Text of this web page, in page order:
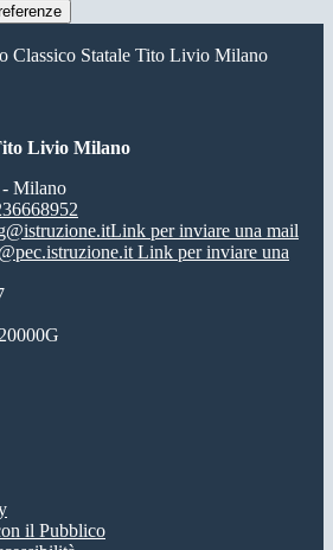
Classico Statale Tito Livio Milano
Livio Milano
Milano
Link per inviare una mail
Link per inviare una
il Pubblico